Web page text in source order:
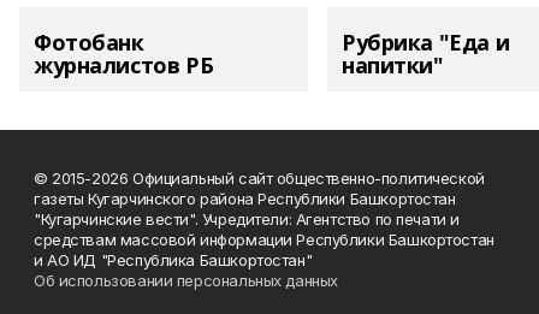
Фотобанк
журналистов РБ
Рубрика "Еда и
напитки"
© 2015-2026 Официальный сайт общественно-политической
газеты Кугарчинского района Республики Башкортостан
"Кугарчинские вести". Учредители: Агентство по печати и
средствам массовой информации Республики Башкортостан
и АО ИД "Республика Башкортостан"
Об использовании персональных данных